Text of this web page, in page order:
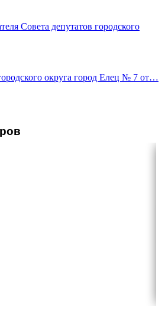
Совета депутатов городского
округа город Елец № 7 от…